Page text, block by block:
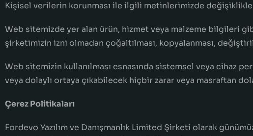
Kişisel verilerin korunması ile ilgili metinlerimizde
Web sitemizde yer alan ürün, hizmet veya malzeme bilgileri
şirketimizin izni olmadan çoğaltılması, kopyalanması,
Web sitemizin kullanılması esnasında sistemsel veya cihaz
veya dolaylı ortaya çıkabilecek hiçbir zarar veya masraftan
Çerez Politikaları
Fordevo Yazılım ve Danışmanlık Limited Şirketi olarak